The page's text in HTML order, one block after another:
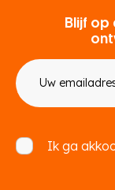
Blijf
mailadres
Ik ga